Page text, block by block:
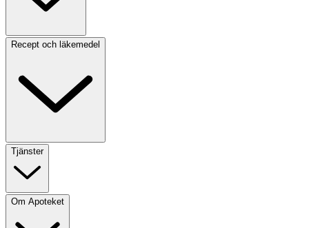
Recept och läkemedel
Tjänster
Om Apoteket